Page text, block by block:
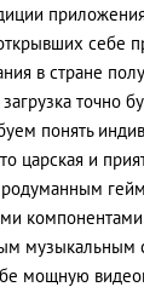
себе
в стране
точно
понять
царская и
музыкальным
мощную